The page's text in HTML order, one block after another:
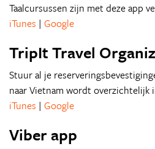
Taalcursussen zijn met deze app
iTunes | Google
TripIt Travel
Stuur al je
naar Vietnam wordt overzichtelijk
iTunes | Google
Viber app